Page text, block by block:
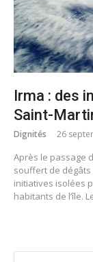
Irma : des
Saint-
Dignités 26
Après le passage
souffert de
initiatives isolées
habitants de l’île.